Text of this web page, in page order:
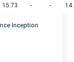
15.73 - -
Inception